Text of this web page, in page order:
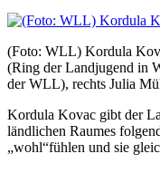
(Foto: WLL) Kordula
(Ring der Landjugend in
der WLL), rechts Julia
Kordula Kovac gibt der
ländlichen Raumes
„wohl“fühlen und sie